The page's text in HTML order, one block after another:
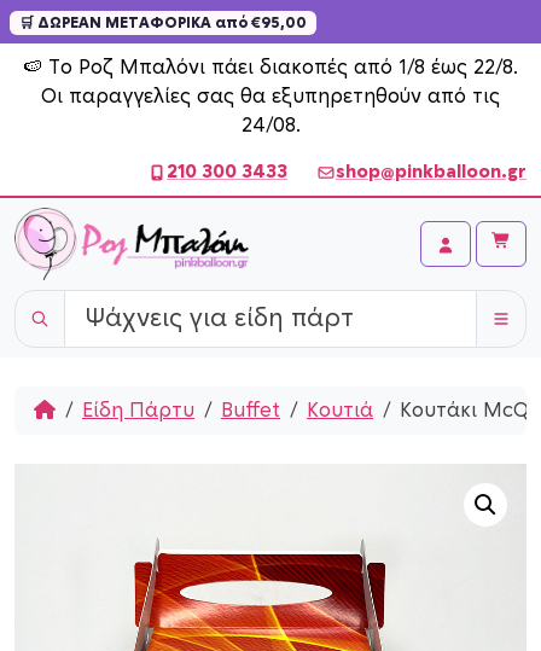
🛒 ΔΩΡΕΑΝ ΜΕΤΑΦΟΡΙΚΑ από €95,00
🍉 Το Ροζ Μπαλόνι πάει διακοπές από 1/8 έως 22/8.
Οι παραγγελίες σας θα εξυπηρετηθούν από τις
24/08.
Skip to content
210 300 3433 shop@pinkballoon.gr
Account
Cart
HomeΕίδη Πάρτυ Buffet Κουτιά Κουτάκι